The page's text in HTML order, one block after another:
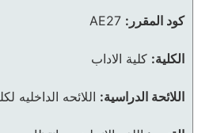
كود المقرر: AE27
الكلية: كلية الاداب
اللائحة الدراسية: اللائحه الداخليه